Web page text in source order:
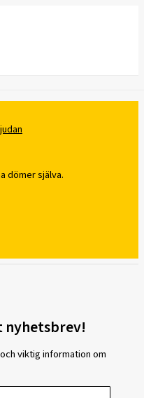
dömer själva.
nyhetsbrev!
viktig information om